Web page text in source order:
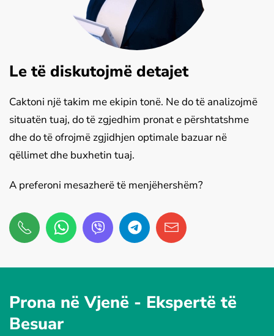
Le të diskutojmë detajet
Caktoni një takim me ekipin tonë. Ne do të analizojmë
situatën tuaj, do të zgjedhim pronat e përshtatshme
dhe do të ofrojmë zgjidhjen optimale bazuar në
qëllimet dhe buxhetin tuaj.
A preferoni mesazherë të menjëhershëm?
Prona në Vjenë - Ekspertë të
Besuar